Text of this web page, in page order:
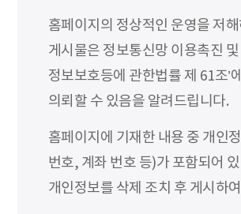
홈페이지의 정상적인 운영을 저
게시물은 정보통신망 이용촉진 및
정보보호등에 관한법률 제 61조’
의뢰할 수 있음을 알려드립니다.
홈페이지에 기재한 내용 중 개인
번호, 계좌 번호 등)가 포함되어
개인정보를 삭제 조치 후 게시하